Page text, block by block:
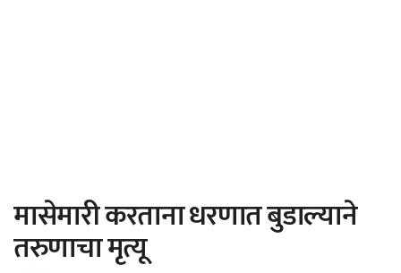
मासेमारी करताना धरणात बुडाल्याने
तरुणाचा मृत्यू